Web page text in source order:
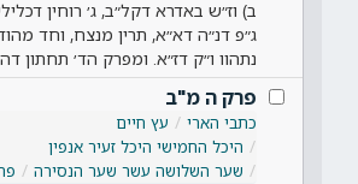
ב) וז״ש באדרא דקל״ב, ג׳ רוחין
ג״פ דנ״ה דא״א, תרין מנצח, וחד
נתהוו ו״ק דז״א. ומפרק הד׳ תחתון
פרק ה מ"ב
כתבי הארי
עץ חיים
היכל החמישי היכל זעיר אנפין
שער השלושה עשר שער הנסירה